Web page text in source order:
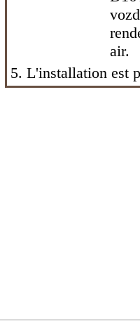
air.
5. L'installation est